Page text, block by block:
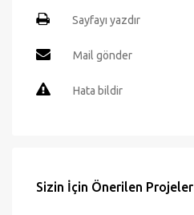
Sayfayı yazdır
Mail gönder
Hata bildir
Sizin İçin Önerilen Projeler